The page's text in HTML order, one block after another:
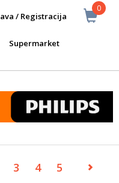
0
/ Registracija
Supermarket
3 4 5